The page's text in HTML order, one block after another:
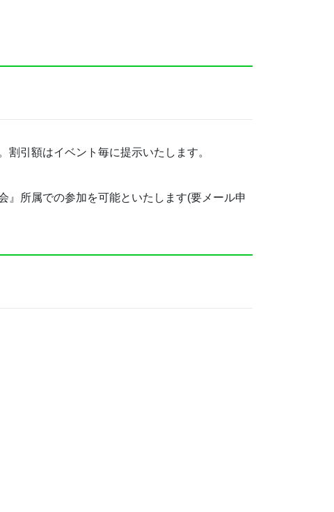
引額はイベント毎に提示いたします。
』所属での参加を可能といたします(要メール申